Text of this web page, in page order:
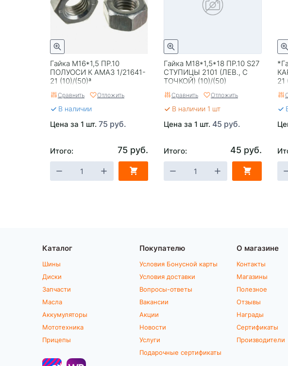
Гайка М16*1,5 ПР.10
ПОЛУОСИ К АМАЗ 1/21641-
21 (10)/(50)ª
Сравнить Отложить
В наличии
Цена за 1 шт. 75 руб.
Итого: 75 руб.
Гайка М18*1,5*18 ПР.10 S27
СТУПИЦЫ 2101 (ЛЕВ., С
ТОЧКОЙ) (10)/(50)
Сравнить Отложить
В наличии 1 шт
Цена за 1 шт. 45 руб.
Итого: 45 руб.
21
Каталог
Шины
Диски
Запчасти
Масла
Аккумуляторы
Мототехника
Прицепы
Покупателю
Условия Бонусной карты
Условия доставки
Вопросы-ответы
Вакансии
Акции
Новости
Услуги
Подарочные сертификаты
О магазине
Контакты
Магазины
Полезное
Отзывы
Награды
Сертификаты
Производители